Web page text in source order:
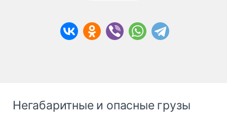
Негабаритные и опасные грузы